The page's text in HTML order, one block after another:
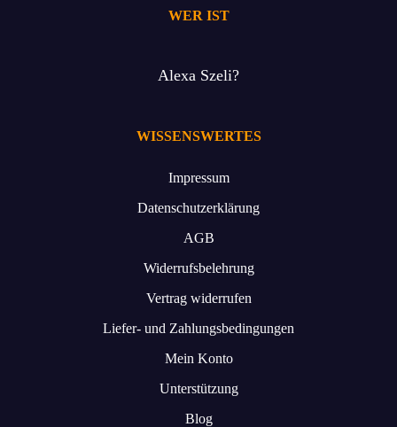
WER IST
Alexa Szeli?
WISSENSWERTES
Impressum
Datenschutzerklärung
AGB
Widerrufsbelehrung
Vertrag widerrufen
Liefer- und Zahlungsbedingungen
Mein Konto
Unterstützung
Blog